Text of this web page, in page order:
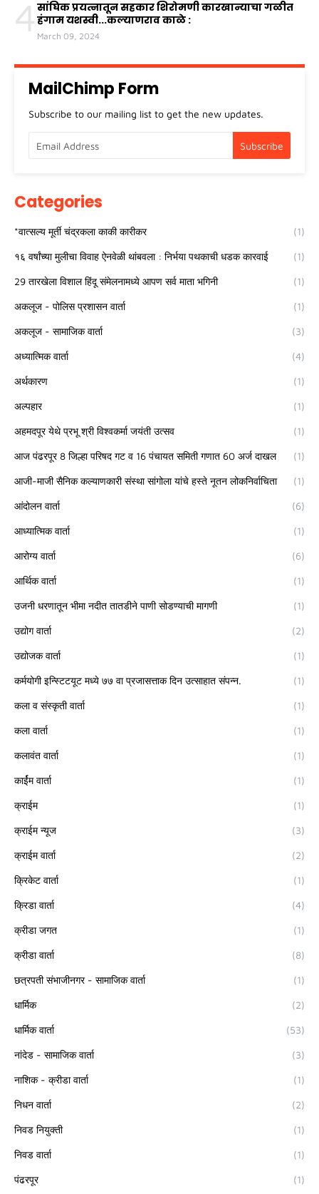
4 सांघिक प्रयत्नातून सहकार शिरोमणी कारखान्याचा गळीत
हंगाम यशस्वी...कल्याणराव काळे :
March 09, 2024
MailChimp Form
Subscribe to our mailing list to get the new updates.
Categories
*वात्सल्य मूर्ती चंद्रकला काकी कारीकर (1)
१६ वर्षांच्या मुलीचा विवाह ऐनवेळी थांबवला : निर्भया पथकाची धडक कारवाई (1)
29 तारखेला विशाल हिंदू संमेलनामध्ये आपण सर्व माता भगिनी (1)
अकलूज - पोलिस प्रशासन वार्ता (1)
अकलूज - सामाजिक वार्ता (3)
अध्यात्मिक वार्ता (4)
अर्थकारण (1)
अल्पहार (1)
अहमदपूर येथे प्रभू श्री विश्वकर्मा जयंती उत्सव (1)
आज पंढरपूर 8 जिल्हा परिषद गट व 16 पंचायत समिती गणात 60 अर्ज दाखल (1)
आजी-माजी सैनिक कल्याणकारी संस्था सांगोला यांचे हस्ते नूतन लोकनिर्वाचिता (1)
आंदोलन वार्ता (6)
आध्यात्मिक वार्ता (1)
आरोग्य वार्ता (6)
आर्थिक वार्ता (1)
उजनी धरणातून भीमा नदीत तातडीने पाणी सोडण्याची मागणी (1)
उद्योग वार्ता (2)
उद्योजक वार्ता (1)
कर्मयोगी इन्स्टिटयूट मध्ये ७७ वा प्रजासत्ताक दिन उत्साहात संपन्न. (1)
कला व संस्कृती वार्ता (1)
कला वार्ता (1)
कलावंत वार्ता (1)
कार्ईम वार्ता (1)
क्राईम (1)
क्राईम न्यूज (3)
क्राईम वार्ता (2)
क्रिकेट वार्ता (1)
क्रिडा वार्ता (4)
क्रीडा जगत (1)
क्रीडा वार्ता (8)
छत्रपती संभाजीनगर - सामाजिक वार्ता (1)
धार्मिक (2)
धार्मिक वार्ता (53)
नांदेड - सामाजिक वार्ता (3)
नाशिक - क्रीडा वार्ता (1)
निधन वार्ता (2)
निवड नियुक्ती (1)
निवड वार्ता (1)
पंढरपूर (1)